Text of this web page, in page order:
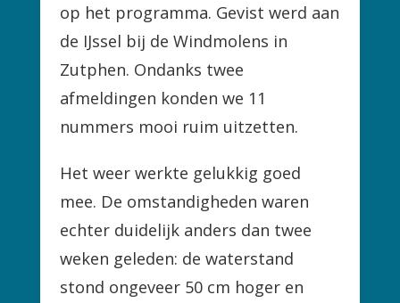
op het programma. Gevist werd aan
de IJssel bij de Windmolens in
Zutphen. Ondanks twee
afmeldingen konden we 11
nummers mooi ruim uitzetten.
Het weer werkte gelukkig goed
mee. De omstandigheden waren
echter duidelijk anders dan twee
weken geleden: de waterstand
stond ongeveer 50 cm hoger en